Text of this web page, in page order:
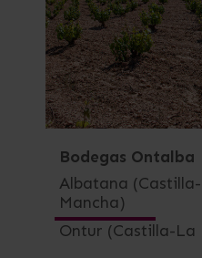
Bodegas Ontalba
Albatana
Mancha)
Ontur (Castilla-La